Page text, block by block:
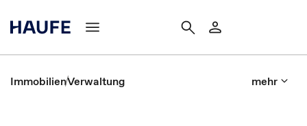
ImmobilienVerwaltung mehr